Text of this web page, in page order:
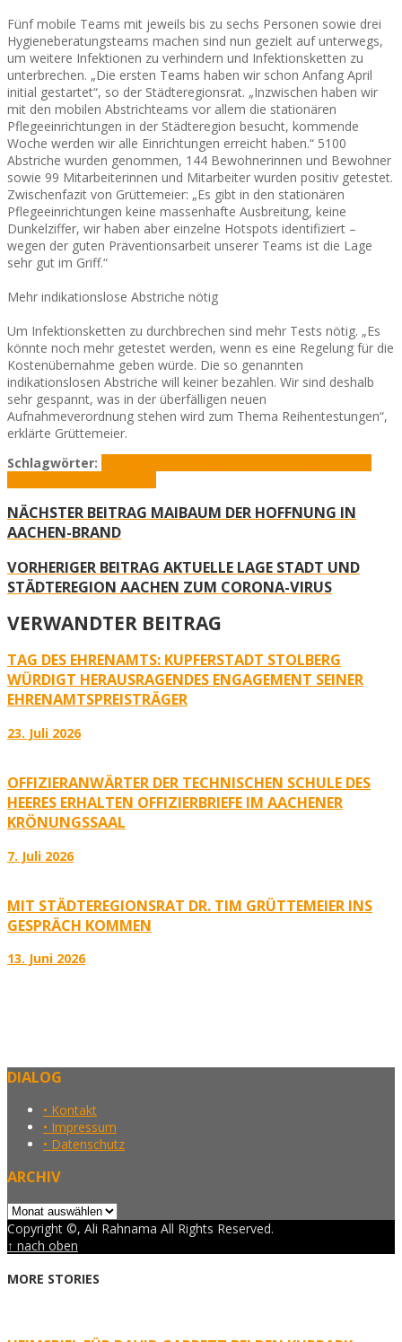
Fünf mobile Teams mit jeweils bis zu sechs Personen sowie drei
Hygieneberatungsteams machen sind nun gezielt auf unterwegs,
um weitere Infektionen zu verhindern und Infektionsketten zu
unterbrechen. „Die ersten Teams haben wir schon Anfang April
initial gestartet“, so der Städteregionsrat. „Inzwischen haben wir
mit den mobilen Abstrichteams vor allem die stationären
Pflegeeinrichtungen in der Städteregion besucht, kommende
Woche werden wir alle Einrichtungen erreicht haben.“ 5100
Abstriche wurden genommen, 144 Bewohnerinnen und Bewohner
sowie 99 Mitarbeiterinnen und Mitarbeiter wurden positiv getestet.
Zwischenfazit von Grüttemeier: „Es gibt in den stationären
Pflegeeinrichtungen keine massenhafte Ausbreitung, keine
Dunkelziffer, wir haben aber einzelne Hotspots identifiziert –
wegen der guten Präventionsarbeit unserer Teams ist die Lage
sehr gut im Griff.“
Mehr indikationslose Abstriche nötig
Um Infektionsketten zu durchbrechen sind mehr Tests nötig. „Es
könnte noch mehr getestet werden, wenn es eine Regelung für die
Kostenübernahme geben würde. Die so genannten
indikationslosen Abstriche will keiner bezahlen. Wir sind deshalb
sehr gespannt, was in der überfälligen neuen
Aufnahmeverordnung stehen wird zum Thema Reihentestungen“,
erklärte Grüttemeier.
Schlagwörter:
NÄCHSTER BEITRAG MAIBAUM DER HOFFNUNG IN
AACHEN-BRAND
VORHERIGER BEITRAG AKTUELLE LAGE STADT UND
STÄDTEREGION AACHEN ZUM CORONA-VIRUS
VERWANDTER BEITRAG
TAG DES EHRENAMTS: KUPFERSTADT STOLBERG
WÜRDIGT HERAUSRAGENDES ENGAGEMENT SEINER
EHRENAMTSPREISTRÄGER
23. Juli 2026
OFFIZIERANWÄRTER DER TECHNISCHEN SCHULE DES
HEERES ERHALTEN OFFIZIERBRIEFE IM AACHENER
KRÖNUNGSSAAL
7. Juli 2026
MIT STÄDTEREGIONSRAT DR. TIM GRÜTTEMEIER INS
GESPRÄCH KOMMEN
13. Juni 2026
DIALOG
• Kontakt
• Impressum
• Datenschutz
ARCHIV
Archiv
Copyright ©, Ali Rahnama All Rights Reserved.
↑ nach oben
MORE STORIES